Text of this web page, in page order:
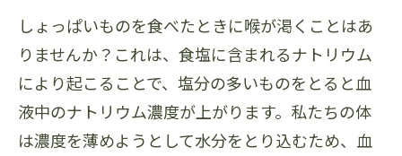
しょっぱいものを食べたときに喉が渇くことはあ
りませんか？これは、食塩に含まれるナトリウム
により起こることで、塩分の多いものをとると血
液中のナトリウム濃度が上がります。私たちの体
は濃度を薄めようとして水分をとり込むため、血